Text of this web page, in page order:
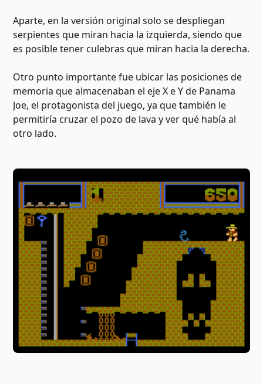
Aparte, en la versión original solo se despliegan
serpientes que miran hacia la izquierda, siendo que
es posible tener culebras que miran hacia la derecha.
Otro punto importante fue ubicar las posiciones de
memoria que almacenaban el eje X e Y de Panama
Joe, el protagonista del juego, ya que también le
permitiría cruzar el pozo de lava y ver qué había al
otro lado.